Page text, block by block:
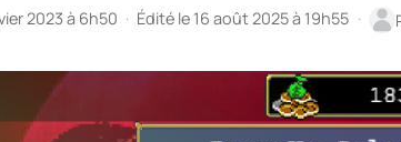
2023 à 6h50 · Édité le 16 août 2025 à 19h55 ·